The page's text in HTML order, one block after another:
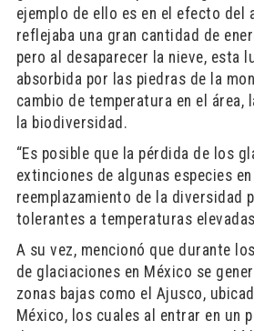
ejemplo de ello es en el efecto del
reflejaba una gran cantidad de
pero al desaparecer la nieve, esta
absorbida por las piedras de la
cambio de temperatura en el área,
la biodiversidad.
“Es posible que la pérdida de los
extinciones de algunas especies
reemplazamiento de la diversidad
tolerantes a temperaturas
A su vez, mencionó que durante
de glaciaciones en México se
zonas bajas como el Ajusco,
México, los cuales al entrar en un